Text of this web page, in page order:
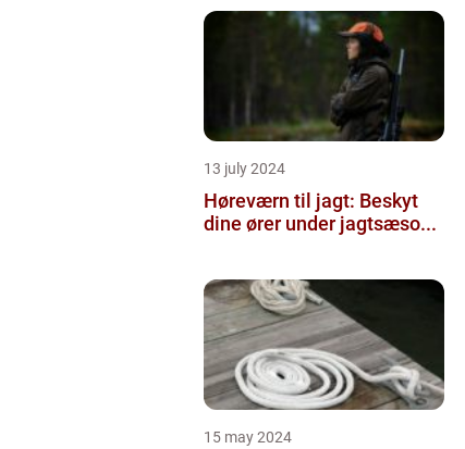
13 july 2024
Høreværn til jagt: Beskyt
dine ører under jagtsæso...
15 may 2024